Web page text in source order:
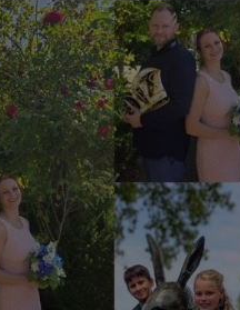
Vorfreude ist riesengroß